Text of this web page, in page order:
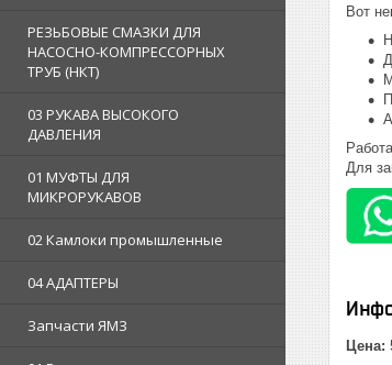
РЕЗЬБОВЫЕ СМАЗКИ ДЛЯ
НАСОСНО-КОМПРЕССОРНЫХ
ТРУБ (НКТ)
03 РУКАВА ВЫСОКОГО
ДАВЛЕНИЯ
01 МУФТЫ ДЛЯ
МИКРОРУКАВОВ
02 Камлоки промышленные
04 АДАПТЕРЫ
Запчасти ЯМЗ
Вот
Для
Цена: